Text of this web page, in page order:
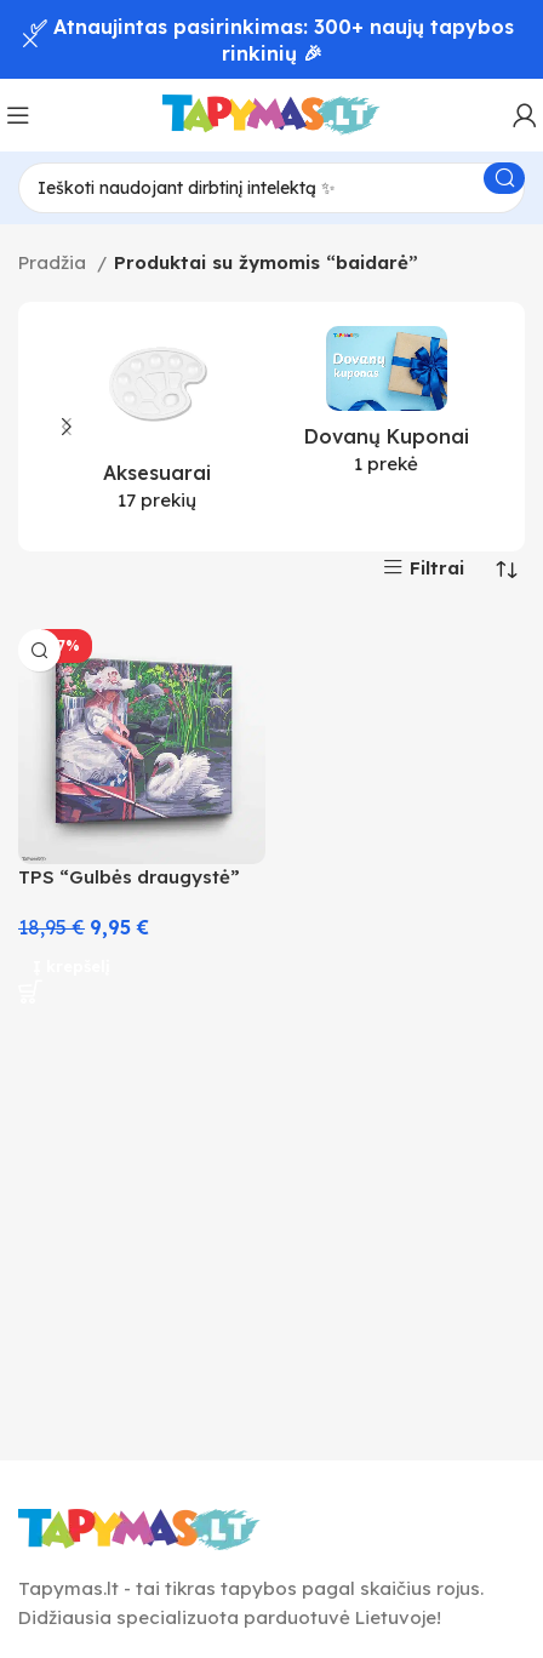
Pradžia Produktai su žymomis “baidarė”
Aksesuarai
17 prekių
Dovanų Kuponai
1 prekė
Filtrai
-47%
TPS “Gulbės draugystė”
18,95€ 9,95€
Tapymas.lt - tai tikras tapybos pagal skaičius rojus.
Didžiausia specializuota parduotuvė Lietuvoje!
✅ Atnaujintas pasirinkimas: 300+ naujų tapybos
rinkinių 🎉